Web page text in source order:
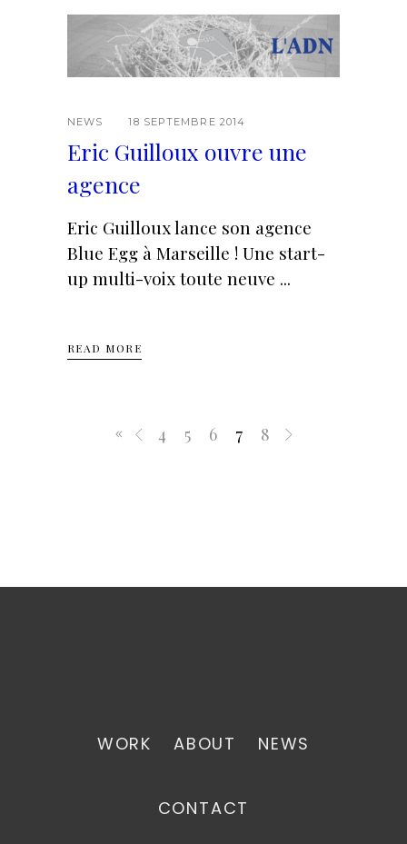
NEWS 18 SEPTEMBRE 2014
Eric Guilloux ouvre une
agence
Eric Guilloux lance son agence
Blue Egg à Marseille ! Une start-
up multi-voix toute neuve
READ MORE
4 5 6 7 8
WORK ABOUT NEWS
CONTACT